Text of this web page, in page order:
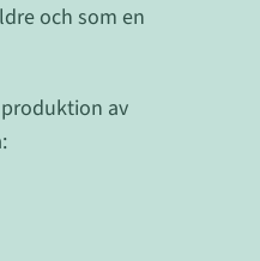
och som en
av